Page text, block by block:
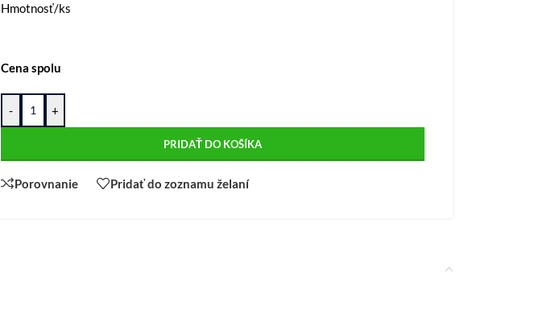
Hmotnosť/ks
Cena spolu
- +
PRIDAŤ DO KOŠÍKA
Porovnanie Pridať do zoznamu želaní